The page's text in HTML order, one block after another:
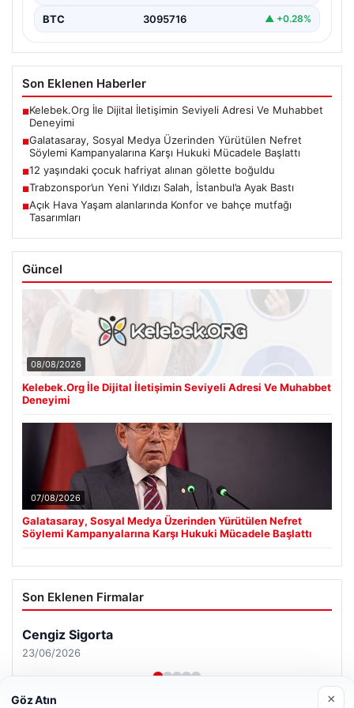
BTC 3095716 ▲ +0.28%
Son Eklenen Haberler
■Kelebek.Org İle Dijital İletişimin Seviyeli Adresi Ve Muhabbet
Deneyimi
■Galatasaray, Sosyal Medya Üzerinden Yürütülen Nefret
Söylemi Kampanyalarına Karşı Hukuki Mücadele Başlattı
■12 yaşındaki çocuk hafriyat alınan gölette boğuldu
■Trabzonspor’un Yeni Yıldızı Salah, İstanbul’a Ayak Bastı
■Açık Hava Yaşam alanlarında Konfor ve bahçe mutfağı
Tasarımları
Güncel
08/08/2026
Kelebek.Org İle Dijital İletişimin Seviyeli Adresi Ve Muhabbet
Deneyimi
07/08/2026
Galatasaray, Sosyal Medya Üzerinden Yürütülen Nefret
Söylemi Kampanyalarına Karşı Hukuki Mücadele Başlattı
Son Eklenen Firmalar
Göz Atın ×